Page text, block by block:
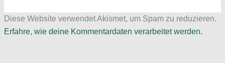
Diese Website verwendet Akismet, um Spam zu reduzieren.
Erfahre, wie deine Kommentardaten verarbeitet werden.